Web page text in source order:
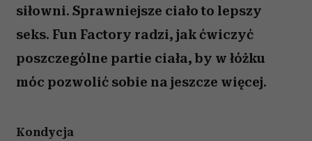
siłowni. Sprawniejsze ciało to lepszy
seks. Fun Factory radzi, jak ćwiczyć
poszczególne partie ciała, by w łóżku
móc pozwolić sobie na jeszcze więcej.
Kondycja